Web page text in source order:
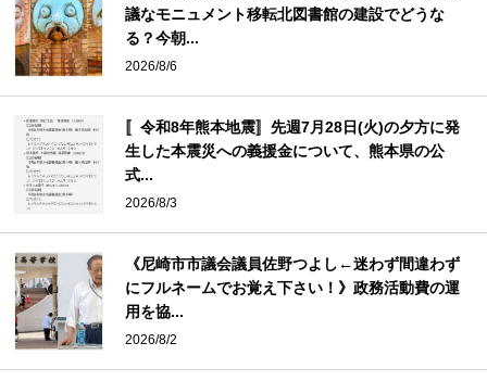
議なモニュメント移転北図書館の建設でどうな
る？今朝...
2026/8/6
〚令和8年熊本地震〛先週7月28日(火)の夕方に発
生した本震災への義援金について、熊本県の公
式...
2026/8/3
《尼崎市市議会議員佐野つよし←迷わず間違わず
にフルネームでお覚え下さい！》政務活動費の運
用を協...
2026/8/2